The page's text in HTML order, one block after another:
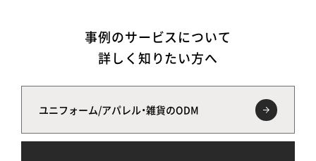
事例のサービスについて
詳しく知りたい方へ
ユニフォーム/アパレル・雑貨のODM